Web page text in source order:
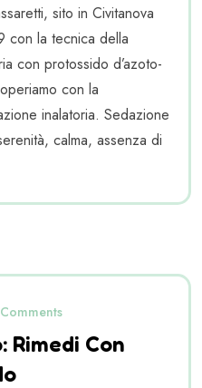
sito in Civitanova
con la tecnica della
con protossido d’azoto-
con la
inalatoria. Sedazione
calma, assenza di
Rimedi Con